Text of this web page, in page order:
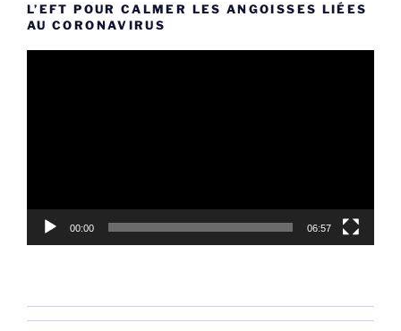
L’EFT POUR CALMER LES ANGOISSES LIÉES
AU CORONAVIRUS
00:00 06:57